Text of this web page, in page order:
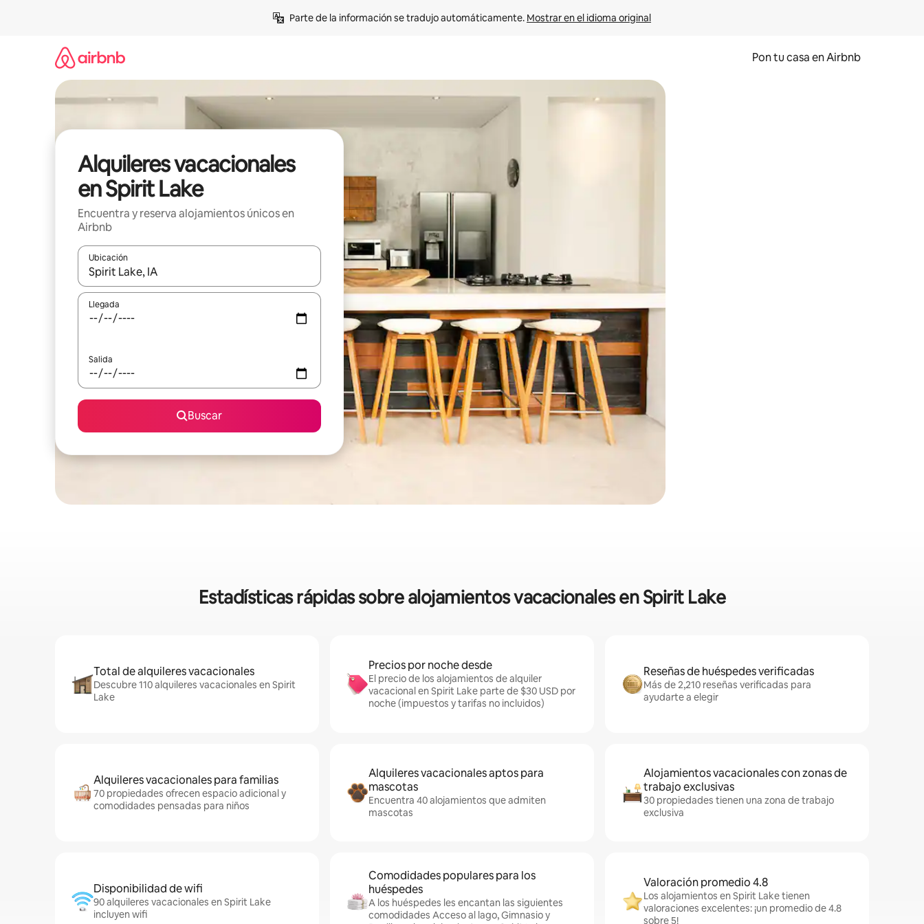
Parte de la información se tradujo automáticamente. Mostrar en el idioma original
Pon tu casa en Airbnb
Alquileres vacacionales
en Spirit Lake
Encuentra y reserva alojamientos únicos en
Airbnb
Ubicación
Cuando los resultados estén disponibles, navega con las teclas de flecha hacia arriba y hacia abajo o explora con el tacto o desliza el dedo.
Llegada
Salida
Buscar
Estadísticas rápidas sobre alojamientos vacacionales en Spirit Lake
Total de alquileres vacacionales
Descubre 110 alquileres vacacionales en Spirit
Lake
Precios por noche desde
El precio de los alojamientos de alquiler
vacacional en Spirit Lake parte de $30 USD por
noche (impuestos y tarifas no incluidos)
Reseñas de huéspedes verificadas
Más de 2,210 reseñas verificadas para
ayudarte a elegir
Alquileres vacacionales para familias
70 propiedades ofrecen espacio adicional y
comodidades pensadas para niños
Alquileres vacacionales aptos para
mascotas
Encuentra 40 alojamientos que admiten
mascotas
Alojamientos vacacionales con zonas de
trabajo exclusivas
30 propiedades tienen una zona de trabajo
exclusiva
Disponibilidad de wifi
90 alquileres vacacionales en Spirit Lake
incluyen wifi
Comodidades populares para los
huéspedes
A los huéspedes les encantan las siguientes
comodidades Acceso al lago, Gimnasio y
Valoración promedio 4.8
Los alojamientos en Spirit Lake tienen
valoraciones excelentes: ¡un promedio de 4.8
sobre 5!